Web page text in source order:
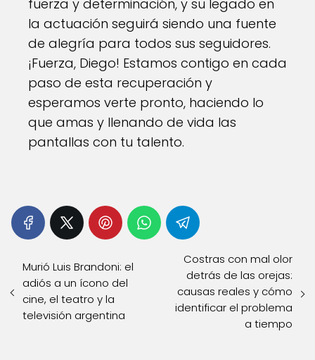
fuerza y determinación, y su legado en
la actuación seguirá siendo una fuente
de alegría para todos sus seguidores.
¡Fuerza, Diego! Estamos contigo en cada
paso de esta recuperación y
esperamos verte pronto, haciendo lo
que amas y llenando de vida las
pantallas con tu talento.
Murió Luis Brandoni: el
adiós a un ícono del
cine, el teatro y la
televisión argentina
Costras con mal olor
detrás de las orejas:
causas reales y cómo
identificar el problema
a tiempo